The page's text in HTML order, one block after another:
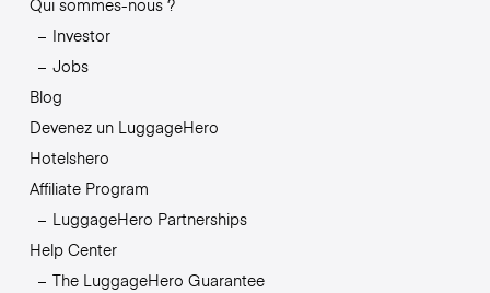
Qui sommes-nous ?
Investor
Jobs
Blog
Devenez un LuggageHero
Hotelshero
Affiliate Program
LuggageHero Partnerships
Help Center
The LuggageHero Guarantee